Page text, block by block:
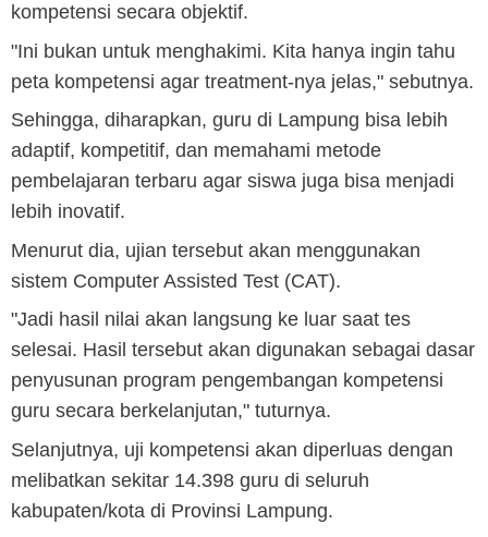
kompetensi secara objektif.
"Ini bukan untuk menghakimi. Kita hanya ingin tahu
peta kompetensi agar treatment-nya jelas," sebutnya.
Sehingga, diharapkan, guru di Lampung bisa lebih
adaptif, kompetitif, dan memahami metode
pembelajaran terbaru agar siswa juga bisa menjadi
lebih inovatif.
Menurut dia, ujian tersebut akan menggunakan
sistem Computer Assisted Test (CAT).
"Jadi hasil nilai akan langsung ke luar saat tes
selesai. Hasil tersebut akan digunakan sebagai dasar
penyusunan program pengembangan kompetensi
guru secara berkelanjutan," tuturnya.
Selanjutnya, uji kompetensi akan diperluas dengan
melibatkan sekitar 14.398 guru di seluruh
kabupaten/kota di Provinsi Lampung.